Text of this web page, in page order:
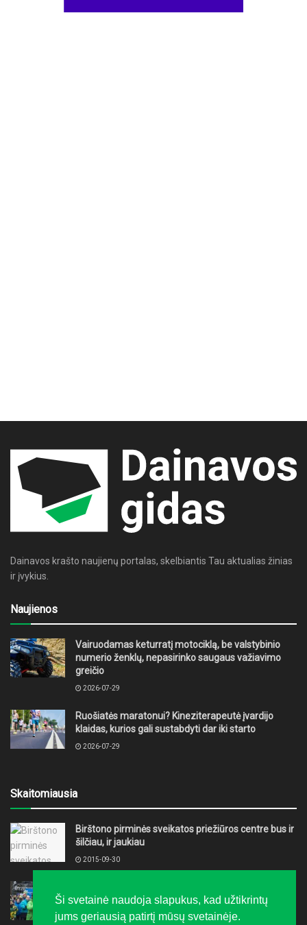
Dainavos krašto naujienų portalas, skelbiantis Tau aktualias žinias
ir įvykius.
Naujienos
Vairuodamas keturratį motociklą, be valstybinio
numerio ženklų, nepasirinko saugaus važiavimo
greičio
2026-07-29
Ruošiatės maratonui? Kineziterapeutė įvardijo
klaidas, kurios gali sustabdyti dar iki starto
2026-07-29
Skaitomiausia
Birštono pirminės sveikatos priežiūros centre bus ir
šilčiau, ir jaukiau
2015-09-30
2016-02-08
Ši svetainė naudoja slapukus, kad užtikrintų
jums geriausią patirtį mūsų svetainėje.